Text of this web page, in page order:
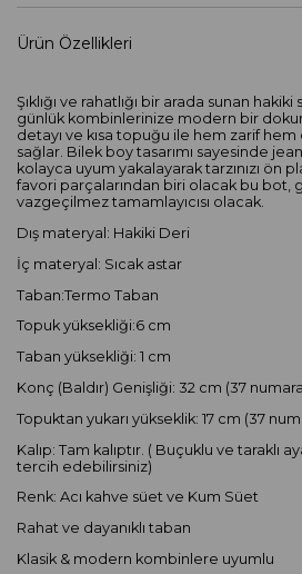
Ürün Özellikleri
Şıklığı ve rahatlığı bir arada sunan
günlük kombinlerinize modern bir
detayı ve kısa topuğu ile hem zarif
sağlar. Bilek boy tasarımı sayesinde
kolayca uyum yakalayarak tarzınızı ön
favori parçalarından biri olacak bu bot,
vazgeçilmez tamamlayıcısı olacak.
Dış materyal: Hakiki Deri
İç materyal: Sıcak astar
Taban:Termo Taban
Topuk yüksekliği:6 cm
Taban yüksekliği: 1 cm
Konç (Baldır) Genişliği: 32 cm (37
Topuktan yukarı yükseklik: 17 cm (37
Kalıp: Tam kalıptır. ( Buçuklu ve taraklı
tercih edebilirsiniz)
Renk: Acı kahve süet ve Kum Süet
Rahat ve dayanıklı taban
Klasik & modern kombinlere uyumlu